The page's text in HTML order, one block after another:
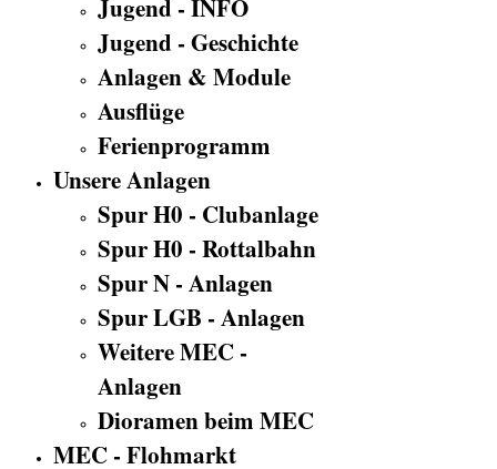
Jugend - INFO
Jugend - Geschichte
Anlagen & Module
Ausflüge
Ferienprogramm
Unsere Anlagen
Spur H0 - Clubanlage
Spur H0 - Rottalbahn
Spur N - Anlagen
Spur LGB - Anlagen
Weitere MEC -
Anlagen
Dioramen beim MEC
MEC - Flohmarkt